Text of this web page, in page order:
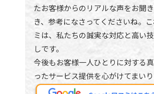
たお客様からのリアルな声をお聞
き、参考になさってくださいね。
ミは、私たちの誠実な対応と高い
しです。
今後もお客様一人ひとりに対する
ったサービス提供を心がけてまいり